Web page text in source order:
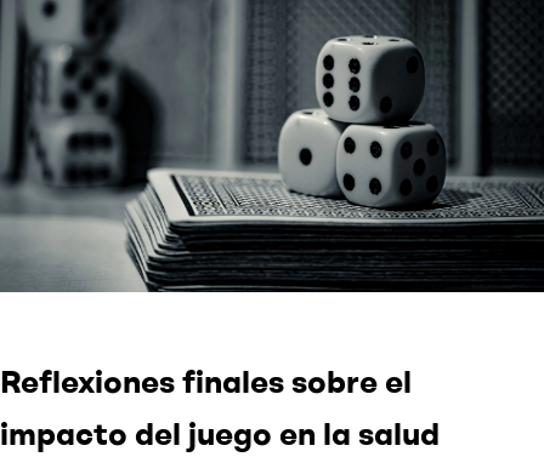
Reflexiones finales sobre el
impacto del juego en la salud